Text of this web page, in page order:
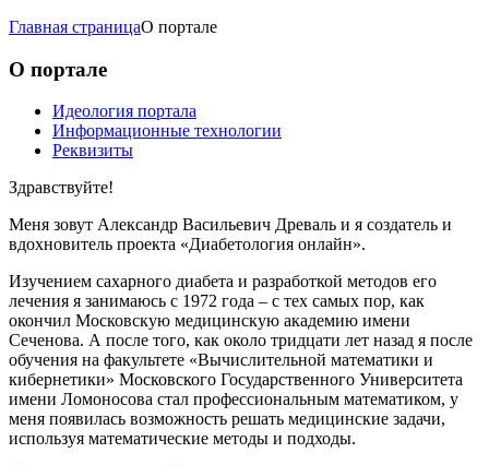
Главная страницаО портале
О портале
Идеология портала
Информационные технологии
Реквизиты
Здравствуйте!
Меня зовут Александр Васильевич Древаль и я создатель и
вдохновитель проекта «Диабетология онлайн».
Изучением сахарного диабета и разработкой методов его
лечения я занимаюсь с 1972 года – с тех самых пор, как
окончил Московскую медицинскую академию имени
Сеченова. А после того, как около тридцати лет назад я после
обучения на факультете «Вычислительной математики и
кибернетики» Московского Государственного Университета
имени Ломоносова стал профессиональным математиком, у
меня появилась возможность решать медицинские задачи,
используя математические методы и подходы.